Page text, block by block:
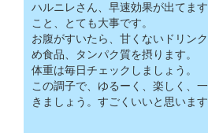
ハルニレさん、早速効果が出てま
こと、とても大事です。
お腹がすいたら、甘くないドリン
め食品、タンパク質を摂ります。
体重は毎日チェックしましょう。
この調子で、ゆるーく、楽しく、
きましょう。すごくいいと思います